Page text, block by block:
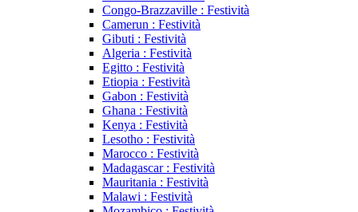
Congo-Brazzaville : Festività
Camerun : Festività
Gibuti : Festività
Algeria : Festività
Egitto : Festività
Etiopia : Festività
Gabon : Festività
Ghana : Festività
Kenya : Festività
Lesotho : Festività
Marocco : Festività
Madagascar : Festività
Mauritania : Festività
Malawi : Festività